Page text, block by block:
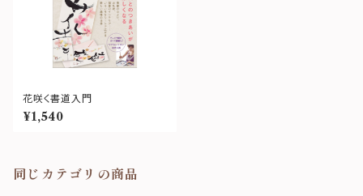
花咲く書道入門
¥1,540
同じカテゴリの商品